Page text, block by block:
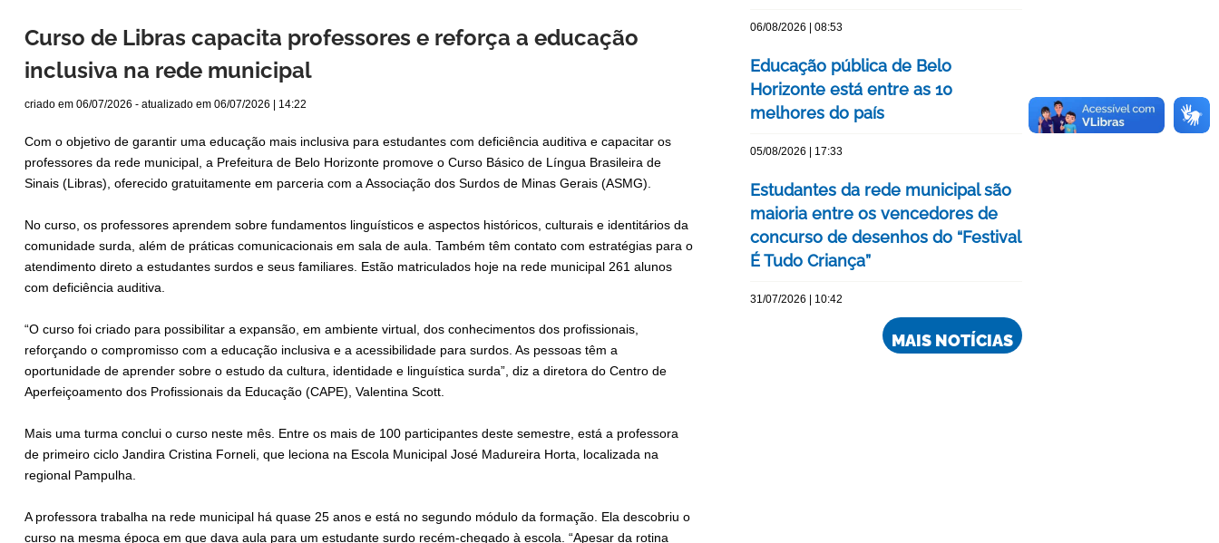
Curso de Libras capacita professores e reforça a educação
inclusiva na rede municipal
criado em 06/07/2026 - atualizado em 06/07/2026 | 14:22
Com o objetivo de garantir uma educação mais inclusiva para estudantes com deficiência auditiva e capacitar os
professores da rede municipal, a Prefeitura de Belo Horizonte promove o Curso Básico de Língua Brasileira de
Sinais (Libras), oferecido gratuitamente em parceria com a Associação dos Surdos de Minas Gerais (ASMG).
No curso, os professores aprendem sobre fundamentos linguísticos e aspectos históricos, culturais e identitários da
comunidade surda, além de práticas comunicacionais em sala de aula. Também têm contato com estratégias para o
atendimento direto a estudantes surdos e seus familiares. Estão matriculados hoje na rede municipal 261 alunos
com deficiência auditiva.
“O curso foi criado para possibilitar a expansão, em ambiente virtual, dos conhecimentos dos profissionais,
reforçando o compromisso com a educação inclusiva e a acessibilidade para surdos. As pessoas têm a
oportunidade de aprender sobre o estudo da cultura, identidade e linguística surda”, diz a diretora do Centro de
Aperfeiçoamento dos Profissionais da Educação (CAPE), Valentina Scott.
Mais uma turma conclui o curso neste mês. Entre os mais de 100 participantes deste semestre, está a professora
de primeiro ciclo Jandira Cristina Forneli, que leciona na Escola Municipal José Madureira Horta, localizada na
regional Pampulha.
A professora trabalha na rede municipal há quase 25 anos e está no segundo módulo da formação. Ela descobriu o
curso na mesma época em que dava aula para um estudante surdo recém-chegado à escola. “Apesar da rotina
06/08/2026 | 08:53
Educação pública de Belo
Horizonte está entre as 10
melhores do país
05/08/2026 | 17:33
Estudantes da rede municipal são
maioria entre os vencedores de
concurso de desenhos do “Festival
É Tudo Criança”
31/07/2026 | 10:42
MAIS NOTÍCIAS